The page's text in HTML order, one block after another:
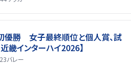
優勝 女子最終順位と個人賞、試
畿インターハイ2026】
バレー